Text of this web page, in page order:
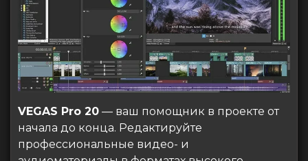
VEGAS Pro 20 — ваш помощник в проекте от
начала до конца. Редактируйте
профессиональные видео- и